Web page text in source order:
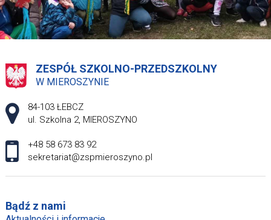
ZESPÓŁ SZKOLNO-PRZEDSZKOLNY
W MIEROSZYNIE
Adres pocztowy:
84-103 ŁEBCZ
ul. Szkolna 2, MIEROSZYNO
+48 58 673 83 92
sekretariat@zspmieroszyno.pl
Bądź z nami